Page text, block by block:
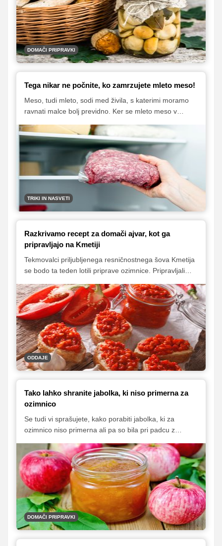
DOMAČI PRIPRAVKI
Tega nikar ne počnite, ko zamrzujete mleto meso!
Meso, tudi mleto, sodi med živila, s katerimi moramo
ravnati malce bolj previdno. Ker se mleto meso v
primeru, ko ga ne moremo pravočasno porabiti,
ustrezno zamrzniti. Pomembno pa je tudi to, da
zamrznjeno meso pravilno odmrznemo.
TRIKI IN NASVETI
Razkrivamo recept za domači ajvar, kot ga
pripravljajo na Kmetiji
Tekmovalci priljubljenega resničnostnega šova Kmetija
se bodo ta teden lotili priprave ozimnice. Pripravljali
domači ajvar. Recept, po katerem se bodo lotili
priprave domačega ajvarja, vam razkrivamo v
nadaljevanju.
ODDAJE
Tako lahko shranite jabolka, ki niso primerna za
ozimnico
Se tudi vi sprašujete, kako porabiti jabolka, ki za
ozimnico niso primerna ali pa so bila pri padcu z
shranjevanje? Iz takšnih jabolk lahko pripravite čežano
ali jih porabite v jabolčnih sladicah, lahko pa naredite
tudi okusen shranek, ki bo zelo dobrodošel v zimskem
času, ko se pogosteje odločamo za pripravo jabolčnih
pit in zavitkov. Recept nam je zaupala bralka Valerija, ki
pravi, da so tako pripravljena jabolka odlična in tudi
vsestransko uporabna.
DOMAČI PRIPRAVKI